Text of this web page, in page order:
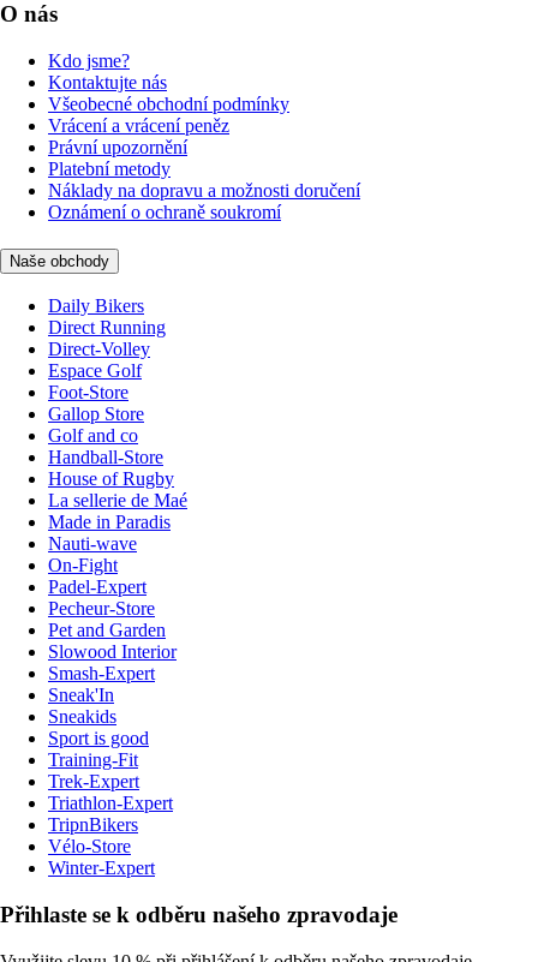
O nás
Kdo jsme?
Kontaktujte nás
Všeobecné obchodní podmínky
Vrácení a vrácení peněz
Právní upozornění
Platební metody
Náklady na dopravu a možnosti doručení
Oznámení o ochraně soukromí
Naše obchody
Daily Bikers
Direct Running
Direct-Volley
Espace Golf
Foot-Store
Gallop Store
Golf and co
Handball-Store
House of Rugby
La sellerie de Maé
Made in Paradis
Nauti-wave
On-Fight
Padel-Expert
Pecheur-Store
Pet and Garden
Slowood Interior
Smash-Expert
Sneak'In
Sneakids
Sport is good
Training-Fit
Trek-Expert
Triathlon-Expert
TripnBikers
Vélo-Store
Winter-Expert
Přihlaste se k odběru našeho zpravodaje